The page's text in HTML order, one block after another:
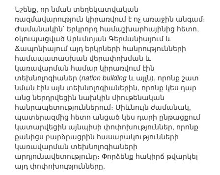
Նշենք, որ նման տեղեկատվական
ռազմավարություն կիրառվում է ոչ առաջին անգամ։
Ժամանակին՝ Երկրորդ համաշխարհայինից հետո,
օկուպացված Արևմտյան Գերմանիայում և
Ճապոնիայում այդ երկրների հանրությունների
համապատասխան վերափոխման և
կառավարման համար կիրառվում էին
տեխնոլոգիաներ (nation building և այլն), որոնք շատ
նման էին այն տեխնոլոգիաներին, որոնք կես դար
անց ներդրվեցին նախկին միութենական
հանրապետություններում։ Միևնույն ժամանակ,
պատերազմից հետո անցած կես դարի ընթացքում
կատարվեցին այնպիսի փոփոխություններ, որոնք
քանիցս բարձրացրին հասարակությունների
կառավարման տեխնոլոգիաների
արդյունավետությունը։ Փորձենք հակիրճ թվարկել
այդ փոփոխությունները.